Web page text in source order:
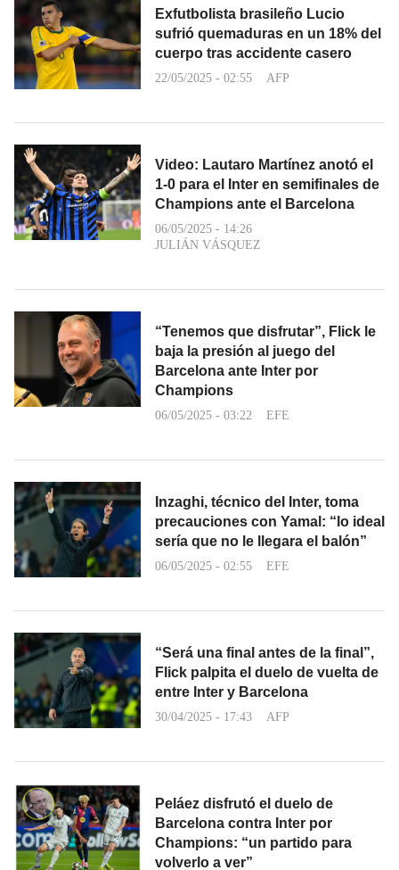
Exfutbolista brasileño Lucio
sufrió quemaduras en un 18% del
cuerpo tras accidente casero
22/05/2025 - 02:55 AFP
Video: Lautaro Martínez anotó el
1-0 para el Inter en semifinales de
Champions ante el Barcelona
06/05/2025 - 14:26
JULIÁN VÁSQUEZ
“Tenemos que disfrutar”, Flick le
baja la presión al juego del
Barcelona ante Inter por
Champions
06/05/2025 - 03:22 EFE
Inzaghi, técnico del Inter, toma
precauciones con Yamal: “lo ideal
sería que no le llegara el balón”
06/05/2025 - 02:55 EFE
“Será una final antes de la final”,
Flick palpita el duelo de vuelta de
entre Inter y Barcelona
30/04/2025 - 17:43 AFP
Peláez disfrutó el duelo de
Barcelona contra Inter por
Champions: “un partido para
volverlo a ver”